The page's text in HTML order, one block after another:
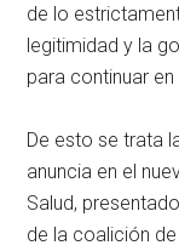
de lo
legitimidad y la
para continuar en
De esto se trata
anuncia en el
Salud,
de la coalición